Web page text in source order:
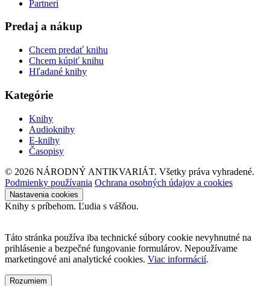
Partneri
Predaj a nákup
Chcem predať knihu
Chcem kúpiť knihu
Hľadané knihy
Kategórie
Knihy
Audioknihy
E-knihy
Časopisy
© 2026 NÁRODNÝ ANTIKVARIÁT. Všetky práva vyhradené.
Podmienky používania Ochrana osobných údajov a cookies
Nastavenia cookies
Knihy s príbehom. Ľudia s vášňou.
Táto stránka používa iba technické súbory cookie nevyhnutné na
prihlásenie a bezpečné fungovanie formulárov. Nepoužívame
marketingové ani analytické cookies. Viac informácií.
Rozumiem